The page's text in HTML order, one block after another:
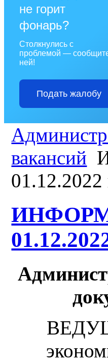
не горит
фонарь?
Столкнулись с
проблемой —
ней!
Подать жалобу
вакансий
01.12.2022